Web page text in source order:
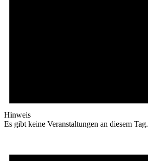
Hinweis
Es gibt keine Veranstaltungen an diesem Tag.